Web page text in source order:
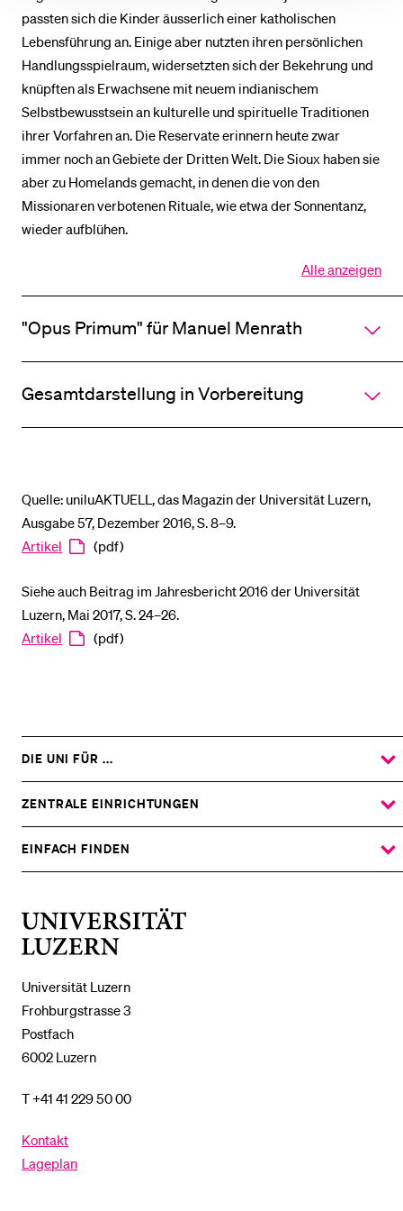
passten sich die Kinder äusserlich einer katholischen
Lebensführung an. Einige aber nutzten ihren persönlichen
Handlungsspielraum, widersetzten sich der Bekehrung und
knüpften als Erwachsene mit neuem indianischem
Selbstbewusstsein an kulturelle und spirituelle Traditionen
ihrer Vorfahren an. Die Reservate erinnern heute zwar
immer noch an Gebiete der Dritten Welt. Die Sioux haben sie
aber zu Homelands gemacht, in denen die von den
Missionaren verbotenen Rituale, wie etwa der Sonnentanz,
wieder aufblühen.
Alle anzeigen
Sektionen
"Opus Primum" für Manuel Menrath
Gesamtdarstellung in Vorbereitung
Quelle: uniluAKTUELL, das Magazin der Universität Luzern,
Ausgabe 57, Dezember 2016, S. 8–9.
Artikel
(pdf)
Siehe auch Beitrag im Jahresbericht 2016 der Universität
Luzern, Mai 2017, S. 24–26.
Artikel
(pdf)
Universität Luzern
Frohburgstrasse 3
Postfach
6002 Luzern
T +41 41 229 50 00
Kontakt
Lageplan
DIE UNI FÜR ...
ZEIGE
DAS
UNTERMENÜ
ZENTRALE EINRICHTUNGEN
ZEIGE
DAS
UNTERMENÜ
EINFACH FINDEN
ZEIGE
DAS